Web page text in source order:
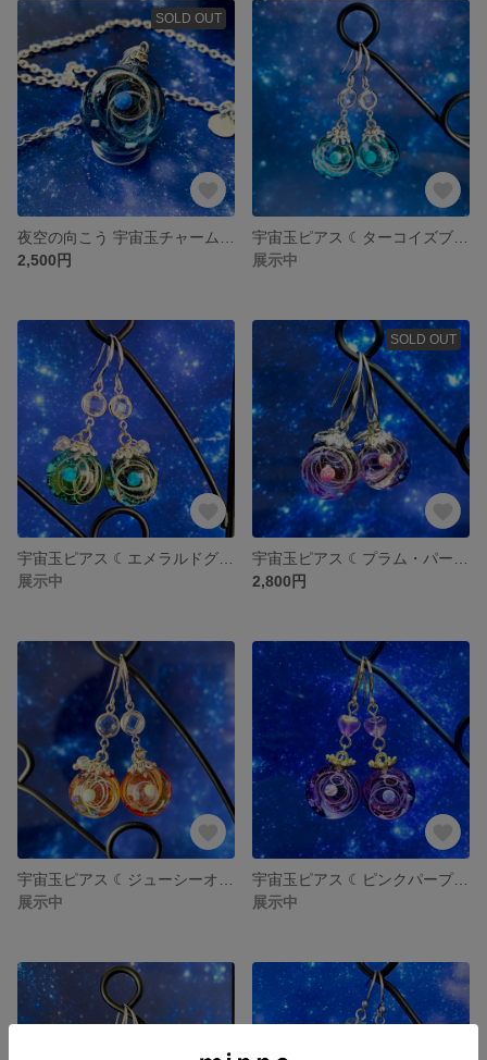
SOLD OUT
2,500円
展示中
展示中
SOLD OUT
2,800円
展示中
宇宙玉ピアス ☾︎ピンクパープル☽︎ 推しカラーにおすすめ☻
展示中